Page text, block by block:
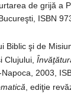
de grijă a
ISBN
şi de
Clujului,
2003,
, ediţie